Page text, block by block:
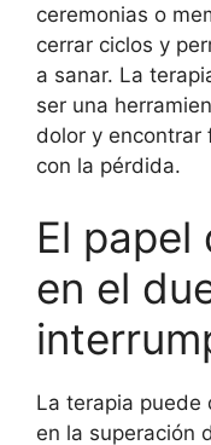
ceremonias o
cerrar ciclos y
a sanar. La
ser una
dolor y encontrar
con la pérdida.
El papel
en el
La terapia puede
en la superación